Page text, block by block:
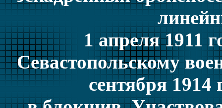
1 апреля 1911
Севастопольскому
сентября 1914